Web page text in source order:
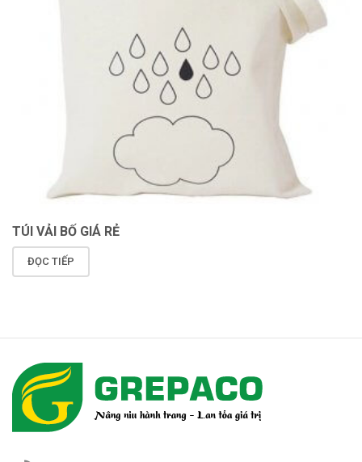
TÚI VẢI BỐ GIÁ RẺ
ĐỌC TIẾP